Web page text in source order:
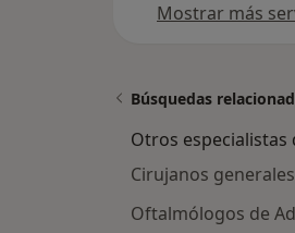
Mostrar más
Búsquedas
Otros especialistas
Cirujanos
Oftalmólogos de